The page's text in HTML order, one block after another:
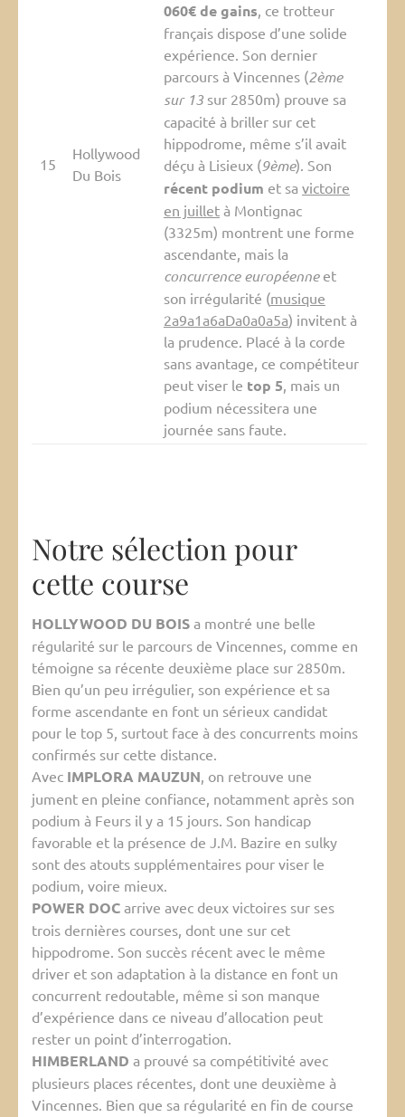
15
Hollywood
Du Bois
060€ de gains, ce trotteur
français dispose d’une solide
expérience. Son dernier
parcours à Vincennes (2ème
sur 13sur 2850m) prouve sa
capacité à briller sur cet
hippodrome, même s’il avait
déçu à Lisieux (9ème). Son
récent podium et sa victoire
en juilletà Montignac
(3325m) montrent une forme
ascendante, mais la
concurrence européenneet
son irrégularité (musique
2a9a1a6aDa0a0a5a) invitent à
la prudence. Placé à la corde
sans avantage, ce compétiteur
peut viser le top 5, mais un
podium nécessitera une
journée sans faute.
Notre sélection pour
cette course
HOLLYWOOD DU BOIS a montré une belle
régularité sur le parcours de Vincennes, comme en
témoigne sa récente deuxième place sur 2850m.
Bien qu’un peu irrégulier, son expérience et sa
forme ascendante en font un sérieux candidat
pour le top 5, surtout face à des concurrents moins
confirmés sur cette distance.
Avec IMPLORA MAUZUN, on retrouve une
jument en pleine confiance, notamment après son
podium à Feurs il y a 15 jours. Son handicap
favorable et la présence de J.M. Bazire en sulky
sont des atouts supplémentaires pour viser le
podium, voire mieux.
POWER DOC arrive avec deux victoires sur ses
trois dernières courses, dont une sur cet
hippodrome. Son succès récent avec le même
driver et son adaptation à la distance en font un
concurrent redoutable, même si son manque
d’expérience dans ce niveau d’allocation peut
rester un point d’interrogation.
HIMBERLAND a prouvé sa compétitivité avec
plusieurs places récentes, dont une deuxième à
Vincennes. Bien que sa régularité en fin de course